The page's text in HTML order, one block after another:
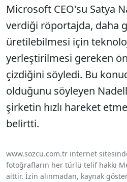
Microsoft CEO'su Satya
verdiği röportajda, daha
üretilebilmesi için
yerleştirilmesi gereken
çizdiğini söyledi. Bu
olduğunu söyleyen
şirketin hızlı hareket
belirtti.
www.sozcu.com.tr internet
fotoğrafların her türlü telif hakkı
aittir. İzin alınmadan, kaynak